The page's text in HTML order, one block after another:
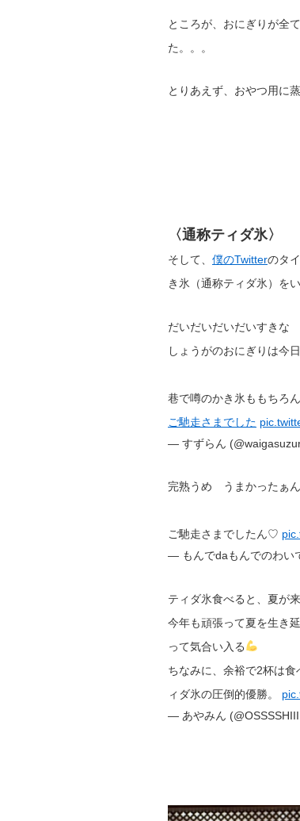
ところが、おにぎりが全
た。。。
とりあえず、おやつ用に
〈通称ティダ氷〉
そして、 僕のTwitterのタ
き氷（通称ティダ氷）を
だいだいだいだいすきな
しょうがのおにぎりは今
巷で噂のかき氷ももちろん
ご馳走さまでした
— すずらん
完熟うめ うまかったぁ
ご馳走さまでしたん♡
— もんでdaもんでのわい
ティダ氷食べると、夏が来
今年も頑張って夏を生き延
って気合い入る
ちなみに、余裕で2杯は
ィダ氷の圧倒的優勝。
— あやみん